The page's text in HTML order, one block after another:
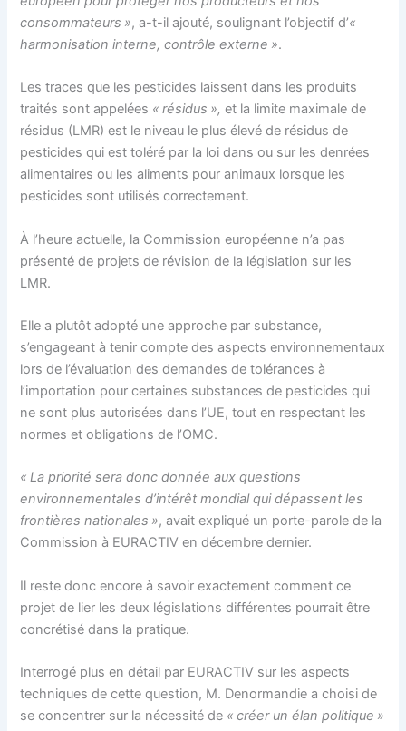
consommateurs », a-t-il ajouté, soulignant l’objectif d’«
harmonisation interne, contrôle externe ».
Les traces que les pesticides laissent dans les produits
traités sont appelées « résidus »,et la limite maximale de
résidus (LMR) est le niveau le plus élevé de résidus de
pesticides qui est toléré par la loi dans ou sur les denrées
alimentaires ou les aliments pour animaux lorsque les
pesticides sont utilisés correctement.
À l’heure actuelle, la Commission européenne n’a pas
présenté de projets de révision de la législation sur les
LMR.
Elle a plutôt adopté une approche par substance,
s’engageant à tenir compte des aspects environnementaux
lors de l’évaluation des demandes de tolérances à
l’importation pour certaines substances de pesticides qui
ne sont plus autorisées dans l’UE, tout en respectant les
normes et obligations de l’OMC.
« La priorité sera donc donnée aux questions
environnementales d’intérêt mondial qui dépassent les
frontières nationales », avait expliqué un porte-parole de la
Commission à EURACTIV en décembre dernier.
Il reste donc encore à savoir exactement comment ce
projet de lier les deux législations différentes pourrait être
concrétisé dans la pratique.
Interrogé plus en détail par EURACTIV sur les aspects
techniques de cette question, M. Denormandie a choisi de
se concentrer sur la nécessité de « créer un élan politique »